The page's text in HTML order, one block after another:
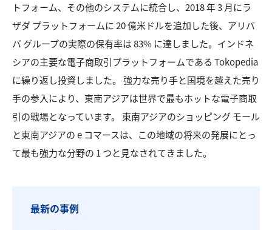
トフォーム、その他のシステムに統合し、2018 年 3 月にラ
ザダ プラットフォームに 20 億米ドルを追加した後、アリバ
バ グループの実際の保有率は 83% に達しました。インドネ
シアの主要な電子商取引プラットフォームである Tokopedia
に繰り返し投資しました。 強力な売り手と国境を越えた売り
手の参入により、東南アジアは世界で最もホットな電子商取
引の戦場となっています。 東南アジアのショッピング モール
と東南アジアの e コマースは、この地域の将来の発展にとっ
て最も強力な分野の 1 つと見なされてきました。
最新の事例